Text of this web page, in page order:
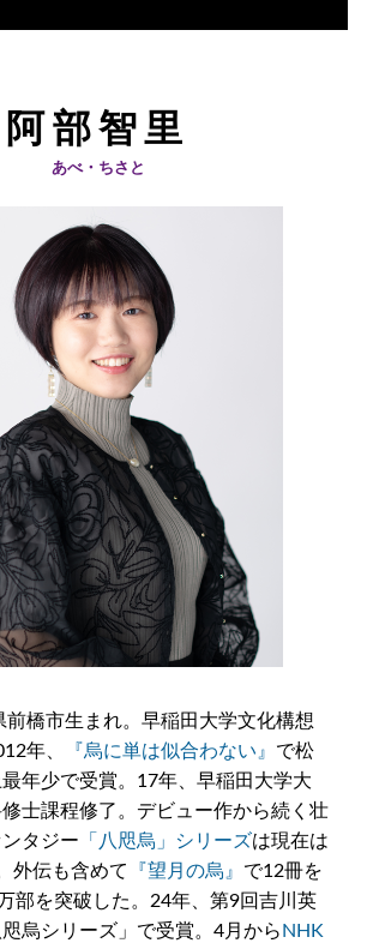
阿部智里
あべ・ちさと
前橋市生まれ。早稲田大学文化構想
年、
『烏に単は似合わない』 で松
年少で受賞。17年、早稲田大学大
士課程修了。デビュー作から続く壮
タジー 「八咫烏」シリーズは現在は
外伝も含めて
『望月の烏』 で12冊を
部を突破した。24年、第9回吉川英
烏シリーズ」で受賞。4月から NHK